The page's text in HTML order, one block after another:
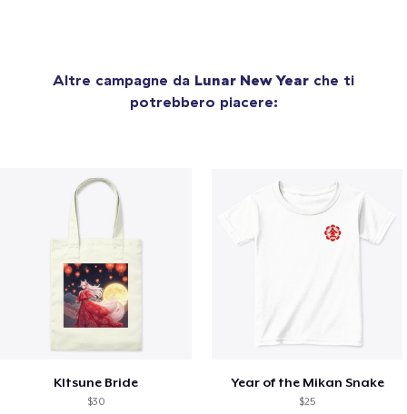
Altre campagne da Lunar New Year che ti
potrebbero piacere:
KItsune Bride
$30
Year of the Mikan Snake
$25